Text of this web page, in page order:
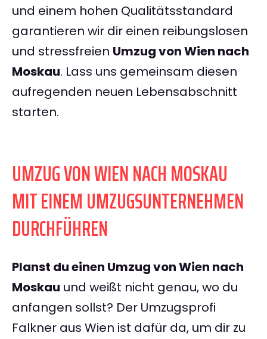
und einem hohen Qualitätsstandard
garantieren wir dir einen reibungslosen
und stressfreien Umzug von Wien nach
Moskau. Lass uns gemeinsam diesen
aufregenden neuen Lebensabschnitt
starten.
UMZUG VON WIEN NACH MOSKAU
MIT EINEM UMZUGSUNTERNEHMEN
DURCHFÜHREN
Planst du einen Umzug von Wien nach
Moskau und weißt nicht genau, wo du
anfangen sollst? Der Umzugsprofi
Falkner aus Wien ist dafür da, um dir zu